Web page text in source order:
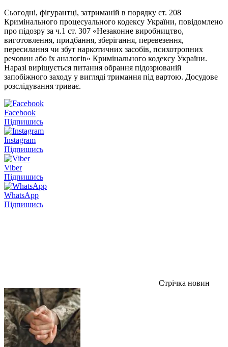
Сьогодні, фігурантці, затриманій в порядку ст. 208
Кримінального процесуального кодексу України, повідомлено
про підозру за ч.1 ст. 307 «Незаконне виробництво,
виготовлення, придбання, зберігання, перевезення,
пересилання чи збут наркотичних засобів, психотропних
речовин або їх аналогів» Кримінального кодексу України.
Наразі вирішується питання обрання підозрюваній
запобіжного заходу у вигляді тримання під вартою. Досудове
розслідування триває.
Facebook
Підпишись
Instagram
Підпишись
Viber
Підпишись
WhatsApp
Підпишись
Стрічка новин